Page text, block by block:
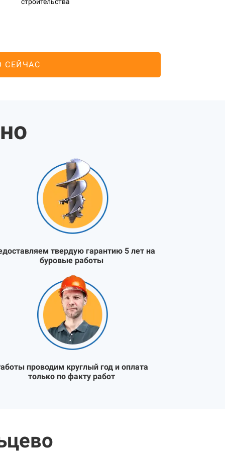
строительства
СЕЙЧАС
твердую гарантию 5 лет на
буровые работы
проводим круглый год и оплата
только по факту работ